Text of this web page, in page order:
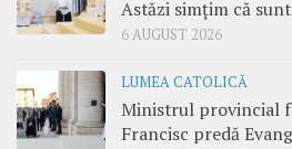
Astăzi simțim că
6 AUGUST 2026
LUMEA CATOLICĂ
Ministrul provincial
Francisc predă